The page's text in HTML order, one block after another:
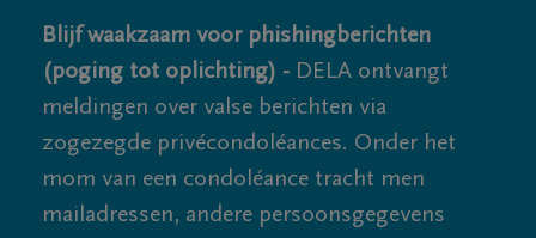
Blijf waakzaam voor phishingberichten
(poging tot oplichting) - DELA ontvangt
meldingen over valse berichten via
zogezegde privécondoléances. Onder het
mom van een condoléance tracht men
mailadressen, andere persoonsgegevens